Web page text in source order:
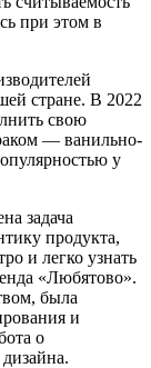
при этом в
стране. В 2022
свою
— ванильно-
у
задача
продукта,
и легко узнать
«Любятово».
была
и
о